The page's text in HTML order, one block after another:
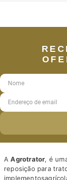
AAgrotrator, é
reposição para